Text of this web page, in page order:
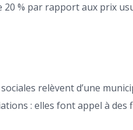
% par rapport aux prix
relèvent d’une
: elles font appel à